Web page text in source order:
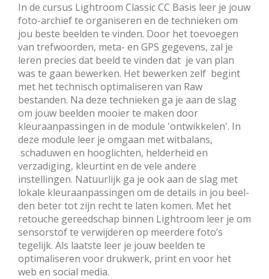
In de cursus Lightroom Classic CC Basis leer je jouw
foto-archief te orga­niseren en de technieken om
jou beste beelden te vinden. Door het toevoegen
van tref­woorden, meta- en GPS gegevens, zal je
leren precies dat beeld te vinden dat je van plan
was te gaan bewerken. Het bewerken zelf begint
met het tech­nisch optimaliseren van Raw
bestanden. Na deze technieken ga je aan de slag
om jouw beelden mooier te maken door
kleuraanpassingen in de module 'ontwik­ke­len'. In
deze module leer je omgaan met witbalans,
schaduwen en hoog­lichten, helderheid en
verzadiging, kleurtint en de vele andere
instellingen. Natuurlijk ga je ook aan de slag met
lokale kleur­aanpas­singen om de details in jou beel­
den beter tot zijn recht te laten komen. Met het
retouche gereedschap binnen Lightroom leer je om
sensorstof te verwijderen op meerdere foto’s
tegelijk. Als laatste leer je jouw beelden te
optimaliseren voor drukwerk, print en voor het
web en social media.